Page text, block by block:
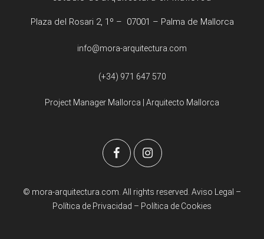
Plaza del Rosari 2, 1º – 07001 – Palma de Mallorca
info@mora-arquitectura.com
(+34) 971 647 570
Project Manager Mallorca | Arquitecto Mallorca
© mora-arquitectura.com. All rights reserved. Aviso Legal –
Política de Privacidad – Política de Cookies